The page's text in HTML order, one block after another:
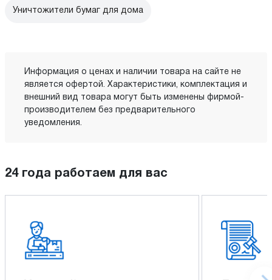
Уничтожители бумаг для дома
Информация о ценах и наличии товара на сайте не
является офертой. Характеристики, комплектация и
внешний вид товара могут быть изменены фирмой-
производителем без предварительного
уведомления.
24 года работаем для вас